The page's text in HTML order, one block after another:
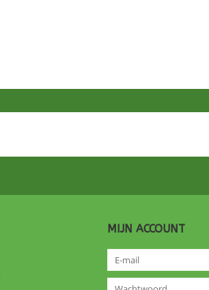
MIJN ACCOUNT